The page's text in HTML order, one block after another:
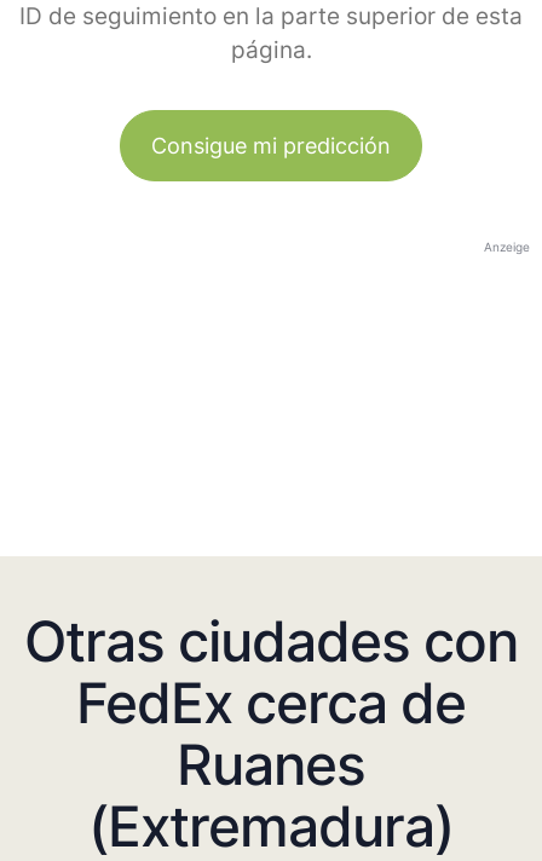
ID de seguimiento en la parte superior de esta
página.
Consigue mi predicción
Anzeige
Otras ciudades con
FedEx cerca de
Ruanes
(Extremadura)